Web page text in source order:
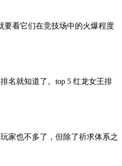
要看它们在竞技场中的火爆程度
名就知道了。top 5 红龙女王排
家也不多了，但除了祈求体系之